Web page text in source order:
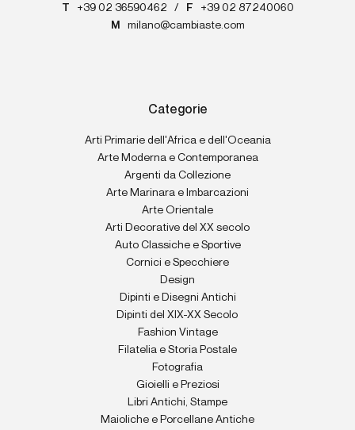
T
+39 02 36590462 / F
+39 02 87240060
M
milano@cambiaste.com
Categorie
Arti Primarie dell'Africa e dell'Oceania
Arte Moderna e Contemporanea
Argenti da Collezione
Arte Marinara e Imbarcazioni
Arte Orientale
Arti Decorative del XX secolo
Auto Classiche e Sportive
Cornici e Specchiere
Design
Dipinti e Disegni Antichi
Dipinti del XIX-XX Secolo
Fashion Vintage
Filatelia e Storia Postale
Fotografia
Gioielli e Preziosi
Libri Antichi, Stampe
Maioliche e Porcellane Antiche